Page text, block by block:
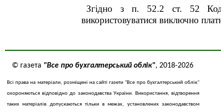
Згідно з п. 52.2 ст. 52
використовуватися виключно
© газета "Все про бухгалтерський облік", 2018-2026
Всі права на матеріали, розміщені на сайті газети "Все про бухгалтерський облік"
охороняються відповідно до законодавства України. Використання, відтворення
таких матеріалів допускаються тільки в межах, установлених законодавством